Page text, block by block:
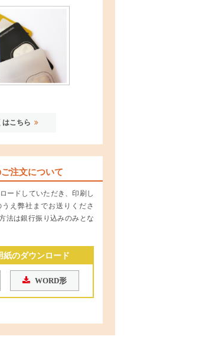
はこちら
ご注文について
ードしていただき、印刷し
え弊社までお送りくださ
法は銀行振り込みのみとな
紙のダウンロード
WORD形